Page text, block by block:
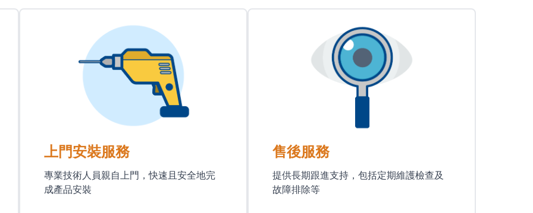
上門安裝服務
專業技術人員親自上門，快速且安全地完
成產品安裝
售後服務
提供長期跟進支持，包括定期維護檢查及
故障排除等